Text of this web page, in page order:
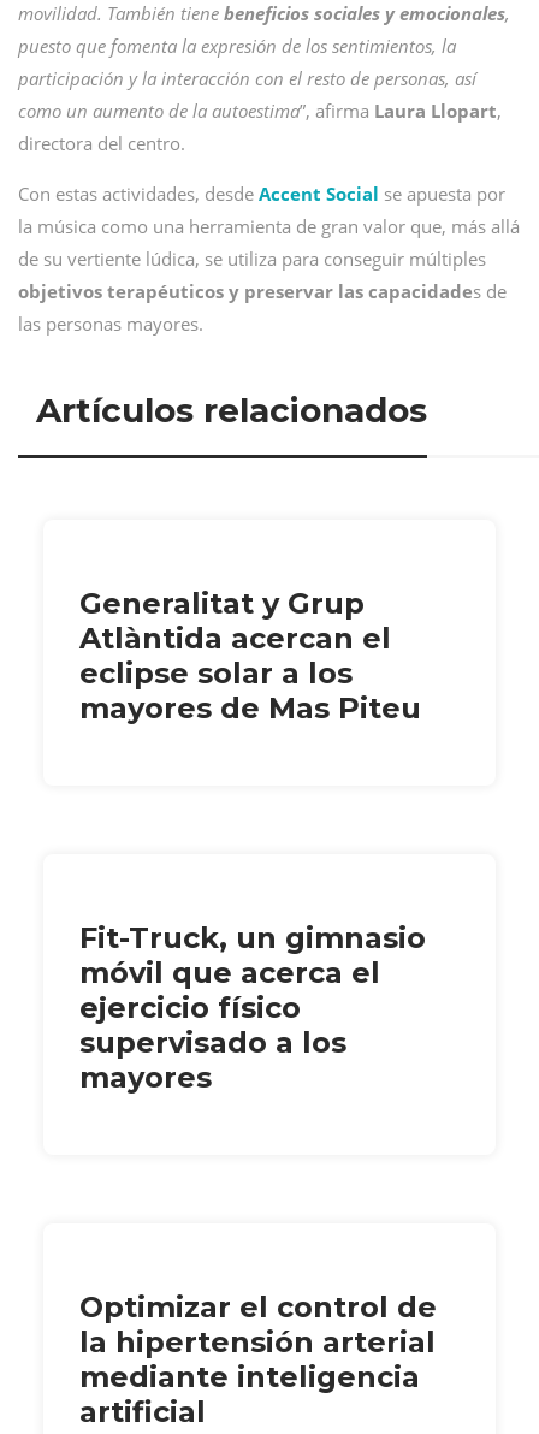
movilidad. También tiene beneficios sociales y emocionales,
puesto que fomenta la expresión de los sentimientos, la
participación y la interacción con el resto de personas, así
como un aumento de la autoestima”, afirma Laura Llopart,
directora del centro.
Con estas actividades, desde Accent Social se apuesta por
la música como una herramienta de gran valor que, más allá
de su vertiente lúdica, se utiliza para conseguir múltiples
objetivos terapéuticos y preservar las capacidades de
las personas mayores.
Artículos relacionados
Generalitat y Grup
Atlàntida acercan el
eclipse solar a los
mayores de Mas Piteu
Fit-Truck, un gimnasio
móvil que acerca el
ejercicio físico
supervisado a los
mayores
Optimizar el control de
la hipertensión arterial
mediante inteligencia
artificial